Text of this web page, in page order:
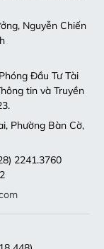
Nguyễn Chiến
Đầu Tư Tài
tin và Truyền
Phường Bàn Cờ,
2241.3760